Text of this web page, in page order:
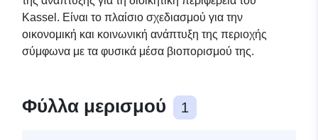
Kassel. Είναι το πλαίσιο σχεδιασμού για την
οικονομική και κοινωνική ανάπτυξη της περιοχής
σύμφωνα με τα φυσικά μέσα βιοπορισμού της.
Φύλλα μερισμού 1